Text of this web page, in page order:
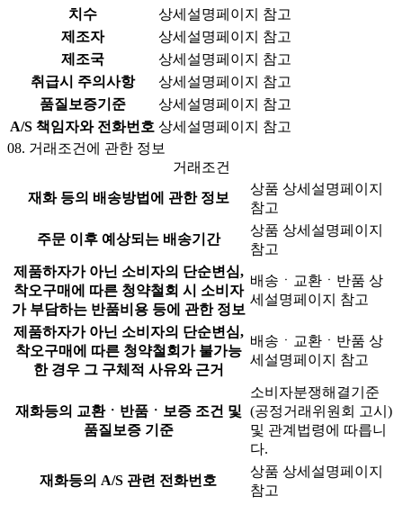
치수
상세설명페이지 참고
제조자
상세설명페이지 참고
제조국
상세설명페이지 참고
취급시 주의사항
상세설명페이지 참고
품질보증기준
상세설명페이지 참고
A/S 책임자와 전화번호 상세설명페이지 참고
08. 거래조건에 관한 정보
거래조건
재화 등의 배송방법에 관한 정보
상품 상세설명페이지
참고
주문 이후 예상되는 배송기간
상품 상세설명페이지
참고
제품하자가 아닌 소비자의 단순변심,
착오구매에 따른 청약철회 시 소비자
가 부담하는 반품비용 등에 관한 정보
배송ㆍ교환ㆍ반품 상
세설명페이지 참고
제품하자가 아닌 소비자의 단순변심,
착오구매에 따른 청약철회가 불가능
한 경우 그 구체적 사유와 근거
배송ㆍ교환ㆍ반품 상
세설명페이지 참고
재화등의 교환ㆍ반품ㆍ보증 조건 및
품질보증 기준
소비자분쟁해결기준
(공정거래위원회 고시)
및 관계법령에 따릅니
다.
재화등의 A/S 관련 전화번호
상품 상세설명페이지
참고